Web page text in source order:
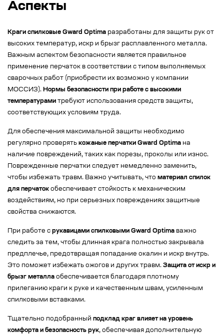
Аспекты
Краги спилковые Gward Optima разработаны для защиты рук от
высоких температур, искр и брызг расплавленного металла.
Важным аспектом безопасности является правильное
применение перчаток в соответствии с типом выполняемых
сварочных работ (приобрести их возможно у компании
МОССИЗ). Нормы безопасности при работе с высокими
температурами требуют использования средств защиты,
соответствующих условиям труда.
Для обеспечения максимальной защиты необходимо
регулярно проверять кожаные перчатки Gward Optima на
наличие повреждений, таких как порезы, проколы или износ.
Поврежденные перчатки следует немедленно заменить,
чтобы избежать травм. Важно учитывать, что материал спилок
для перчаток обеспечивает стойкость к механическим
воздействиям, но при серьезных повреждениях защитные
свойства снижаются.
При работе с рукавицами спилковыми Gward Optima важно
следить за тем, чтобы длинная крага полностью закрывала
предплечье, предотвращая попадание окалин и искр внутрь.
Это поможет избежать ожогов и других травм. Защита от искр и
брызг металла обеспечивается благодаря плотному
прилеганию краги к руке и качественным швам, усиленным
спилковыми вставками.
Тщательно подобранный подклад краг влияет на уровень
комфорта и безопасность рук, обеспечивая дополнительную